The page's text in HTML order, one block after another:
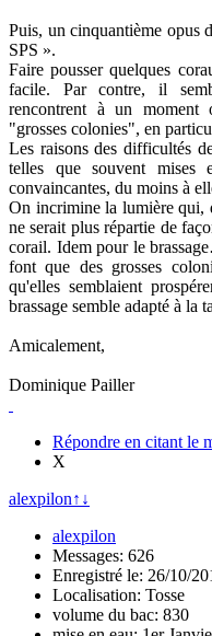
Puis, un cinquantième opus
SPS ».
Faire pousser quelques
facile. Par contre, il
rencontrent à un
"grosses colonies", en
Les raisons des difficultés
telles que souvent mises
convaincantes, du moins à
On incrimine la lumière qui,
ne serait plus répartie de
corail. Idem pour le
font que des grosses
qu'elles semblaient
brassage semble adapté à la
Amicalement,
Dominique Pailler
Répondre en citant le
X
alexpilon↑ ↓
alexpilon
Messages: 626
Enregistré le: 26/10/
Localisation: Tosse
volume du bac: 830